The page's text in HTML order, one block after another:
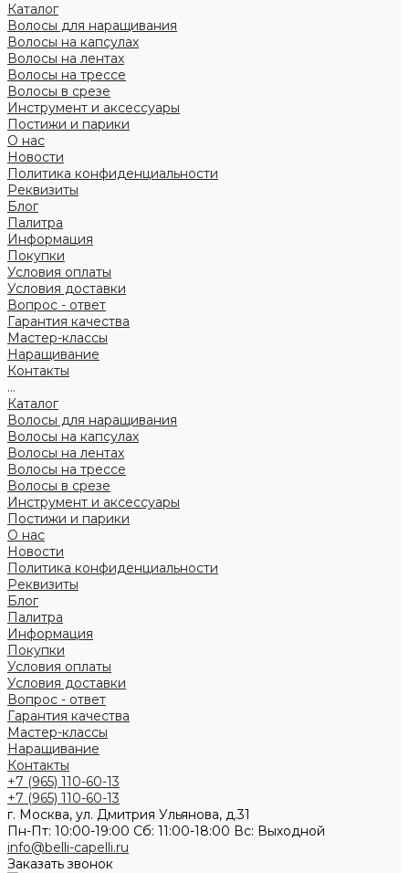
Каталог
Волосы для наращивания
Волосы на капсулах
Волосы на лентах
Волосы на трессе
Волосы в срезе
Инструмент и аксессуары
Постижи и парики
О нас
Новости
Политика конфиденциальности
Реквизиты
Блог
Палитра
Информация
Покупки
Условия оплаты
Условия доставки
Вопрос - ответ
Гарантия качества
Мастер-классы
Наращивание
Контакты
...
Каталог
Волосы для наращивания
Волосы на капсулах
Волосы на лентах
Волосы на трессе
Волосы в срезе
Инструмент и аксессуары
Постижи и парики
О нас
Новости
Политика конфиденциальности
Реквизиты
Блог
Палитра
Информация
Покупки
Условия оплаты
Условия доставки
Вопрос - ответ
Гарантия качества
Мастер-классы
Наращивание
Контакты
+7 (965) 110-60-13
+7 (965) 110-60-13
г. Москва, ул. Дмитрия Ульянова, д.31
Пн-Пт: 10:00-19:00 Cб: 11:00-18:00 Вс: Выходной
info@belli-capelli.ru
Заказать звонок